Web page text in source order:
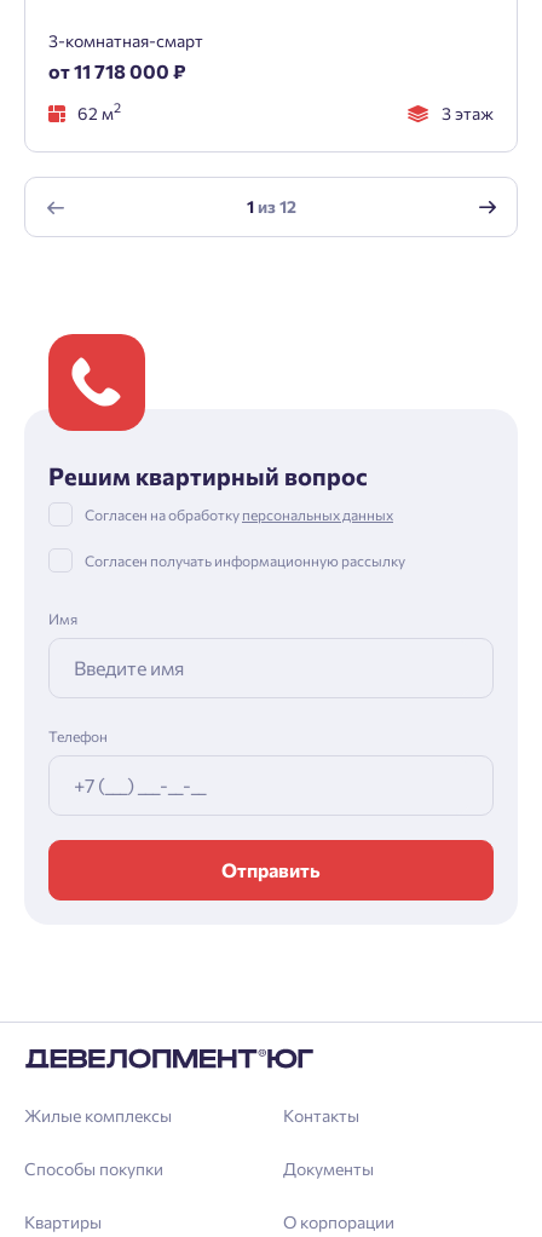
3-комнатная-смарт
от 11 718 000 ₽
62 м2 3 этаж
1из12
Решим квартирный вопрос
Согласен на обработку персональных данных
Согласен получать информационную рассылку
Имя
Телефон
Отправить
Жилые комплексы
Способы покупки
Квартиры
Контакты
Документы
О корпорации